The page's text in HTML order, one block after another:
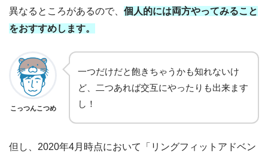
異なるところがあるので、 個人的には両方やってみること
をおすすめします。
こっつんこつめ
一つだけだと飽きちゃうかも知れないけ
ど、二つあれば交互にやったりも出来ます
し！
但し、2020年4月時点において「リングフィットアドベン